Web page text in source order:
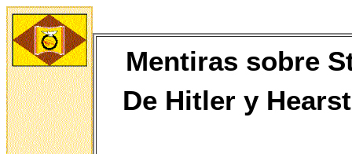
Mentiras sobre
De Hitler y